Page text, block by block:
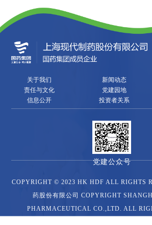
关于我们 新闻动态
责任与文化
党建园地
信息公开
投资者关系
党建公众号
COPYRIGHT © 2023 HK HDF ALL RIGHTS
药股份有限公司 COPYRIGHT
PHARMACEUTICAL CO.,LTD. ALL